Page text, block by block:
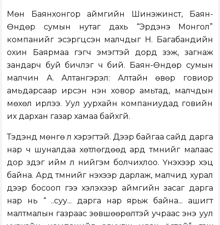
Мөн Баянхонгор аймгийн Шинэжинст, Баян-
Өндөр сумын нутаг дахь “Эрдэнэ Монгол”
компанийг эсэргүүцсэн малчдыг Н. Багабандийн
охин Баярмаа гэгч эмэгтэй дорд үзэж, загнаж
зандарч буй бичлэг ч бий. Баян-Өндөр сумын
малчин А. Алтангэрэл: Алтайн өвөр говиор
амьдарсаар ирсэн нэн ховор амьтад, малчдын
мөхөл ирлээ. Уул уурхайн компаниудад говийн
их дархан газар хамаа байхгүй.
Тэдэнд мөнгө л хэрэгтэй. Дээр байгаа сайд дарга
нар ч шуналдаа хөтлөгдөөд ард түмнийг малаас
дор үздэг ийм л нийгэм болчихлоо. Үнэхээр хэцүү
байна. Ард түмнийг үнэхээр дарлаж, малчид хурал
дээр босооп үгээ хэлэхээр аймгийн засаг дарга
нар нь “ ..суу... дарга нар ярьж байна... ашигт
малтмалын газраас зөвшөөрөлтэй учраас энэ уул